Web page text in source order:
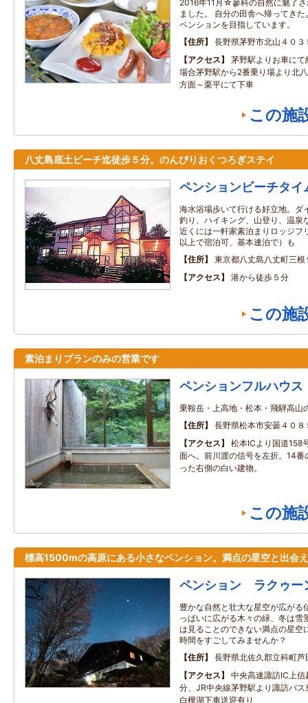
2016年11月☆蓼科の自然に魅了
ました。 自分の田舎へ帰ってき
ペンションを目指しています。
住所
長野県茅野市北山４０３
アクセス
茅野駅よりお車に
場合茅野駅から2番乗り場より北
方面～栗平にて下車
この施
八丈島底土ビーチ迄徒歩５分。のんびりおくつろぎステイ
ペンションビーチタイ
海水浴場歩いて行ける好立地。ダ
釣り、ハイキング、山登り、温泉
近くには一軒家素泊まりロッジ
以上で宿泊可、基本連泊で）も
住所
東京都八丈島八丈町三根
アクセス
港から徒歩５分
この施
素泊まりプランのみの営業です
ペンションフルハウス
乗鞍岳・上高地・松本・飛騨高山
住所
長野県松本市安曇４０８
アクセス
松本ICより国道158
面へ。前川渡の信号を左折。14
った右側の白い建物。
この施
標高1500mの高原にある小さなペンション。満点の星空と出会
ペンション ラクゥー
豊かな自然と壮大な星空が広がる
っぱいに広がる木々の緑、冬は雪
は見ることのできない満点の星空
時間をすごしてみませんか？
住所
長野県北佐久郡立科町
アクセス
中央高速諏訪IC上
分、JR中央線茅野駅より諏訪バ
白樺湖下車送迎有り